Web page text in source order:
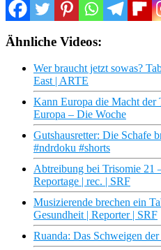
Ähnliche Videos:
Wer braucht jetzt sowas?
East | ARTE
Kann Europa die Macht der
Europa – Die Woche
Gutshausretter: Die Schafe
#ndrdoku #shorts
Abtreibung bei Trisomie 21
Reportage | rec. | SRF
Musizierende brechen ein
Gesundheit | Reporter | SRF
Ruanda: Das Schweigen